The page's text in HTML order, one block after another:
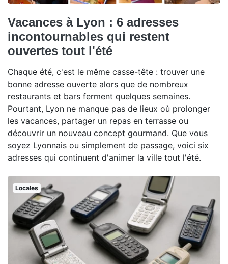
Vacances à Lyon : 6 adresses
incontournables qui restent
ouvertes tout l'été
Chaque été, c'est le même casse-tête : trouver une
bonne adresse ouverte alors que de nombreux
restaurants et bars ferment quelques semaines.
Pourtant, Lyon ne manque pas de lieux où prolonger
les vacances, partager un repas en terrasse ou
découvrir un nouveau concept gourmand. Que vous
soyez Lyonnais ou simplement de passage, voici six
adresses qui continuent d'animer la ville tout l'été.
Locales